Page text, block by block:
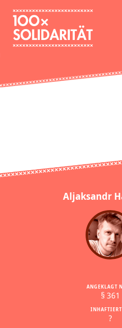
Aljaksandr
?
ANGEKLAGT
§ 361